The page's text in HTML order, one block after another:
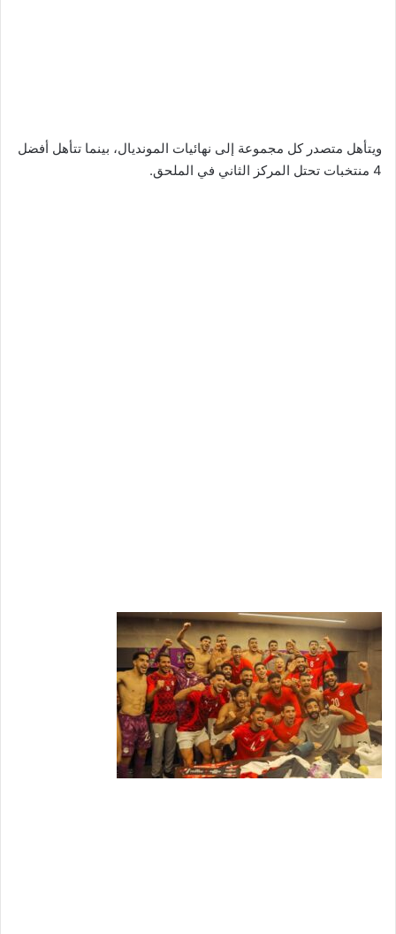
ويتأهل متصدر كل مجموعة إلى نهائيات المونديال، بينما تتأهل أفضل
4 منتخبات تحتل المركز الثاني في الملحق.